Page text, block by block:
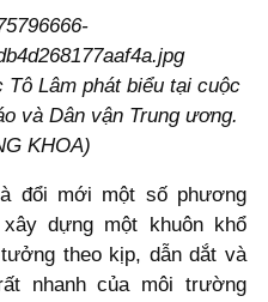
Lâm phát biểu tại cuộc
và Dân vận Trung ương.
KHOA)
đổi mới một số phương
dựng một khuôn khổ
theo kịp, dẫn dắt và
nhanh của môi trường